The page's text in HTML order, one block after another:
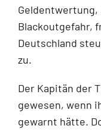
Blackoutgefahr,
Deutschland
zu.
Der Kapitän der
gewesen, wenn
gewarnt hätte.